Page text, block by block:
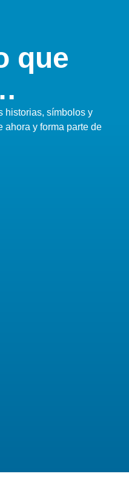
que
historias, símbolos y
ahora y forma parte de